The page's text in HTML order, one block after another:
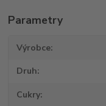
Parametry
Výrobce
Druh
Cukry